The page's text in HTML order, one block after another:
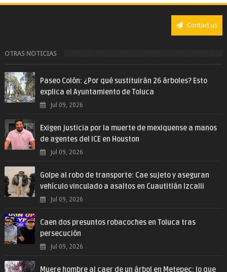
Contact us
OTRAS NOTICIAS
Paseo Colón: ¿Por qué sustituirán 26 árboles? Esto
explica el Ayuntamiento de Toluca
Jul 09, 2026
Exigen justicia por la muerte de mexiquense a manos
de agentes del ICE en Houston
Jul 09, 2026
Golpe al robo de transporte: Cae sujeto y aseguran
vehículo vinculado a asaltos en Cuautitlán Izcalli
Jul 09, 2026
Caen dos presuntos robacoches en Toluca tras
persecución
Jul 09, 2026
Muere hombre al caer de un árbol en Metepec: lo que